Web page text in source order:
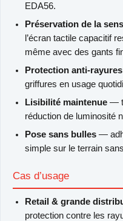
EDA56.
Préservation de la
l’écran tactile capacitif
même avec des gants
Protection anti-rayures
griffures en usage
Lisibilité maintenue —
réduction de luminosité
Pose sans bulles —
simple sur le terrain
Cas d’usage
Retail & grande
protection contre les